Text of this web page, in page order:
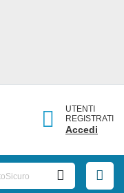
UTENTI
REGISTRATI
Accedi